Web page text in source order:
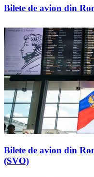
Bilete de avion din
Bilete de avion din
(SVO)